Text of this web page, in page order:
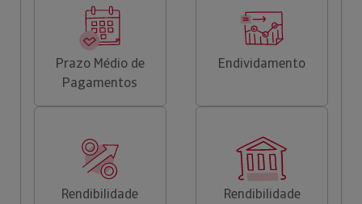
Prazo Médio de
Pagamentos
Endividamento
Rendibilidade
Rendibilidade